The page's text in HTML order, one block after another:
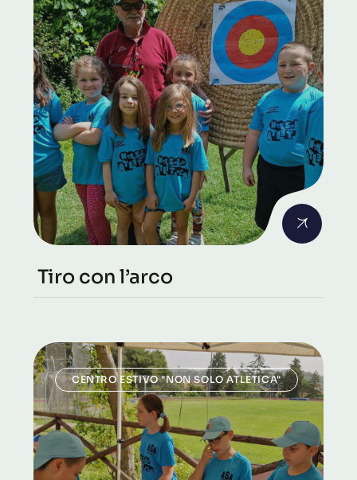
Tiro con l’arco
CENTRO ESTIVO "NON SOLO ATLETICA"